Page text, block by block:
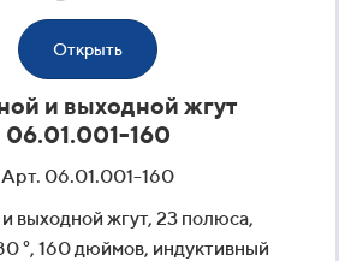
Открыть
и выходной жгут
06.01.001-160
Арт. 06.01.001-160
выходной жгут, 23 полюса,
°, 160 дюймов, индуктивный